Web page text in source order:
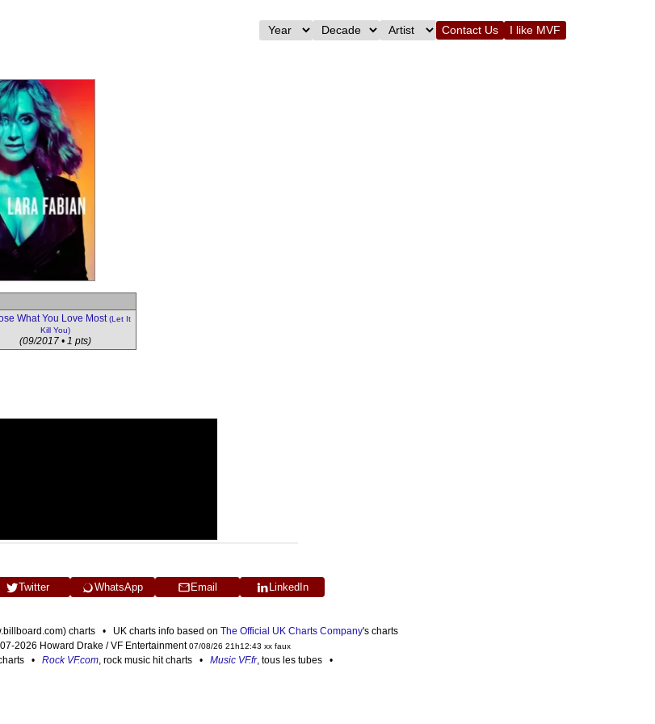
Contact Us I like MVF
What You Love Most(Let It
Kill You)
(09/2017 • 1 pts)
Twitter WhatsApp Email LinkedIn
charts • UK charts info based on The Official UK Charts Company's charts
2026 Howard Drake / VF Entertainment07/08/26 21h12:43 xx faux
• Rock VF.com, rock music hit charts • Music VF.fr, tous les tubes •